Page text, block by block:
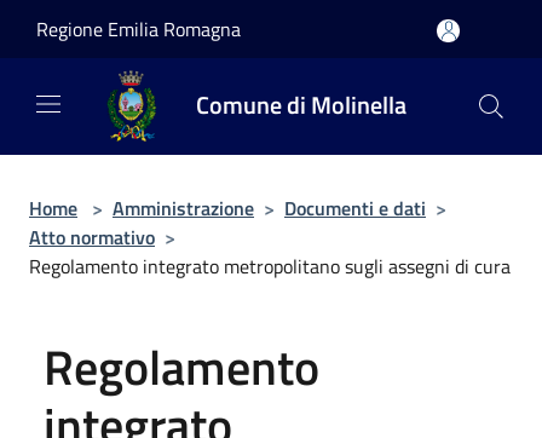
Regione Emilia Romagna
Comune di Molinella
Home > Amministrazione > Documenti e dati >
Atto normativo >
Regolamento integrato metropolitano sugli assegni di cura
Regolamento